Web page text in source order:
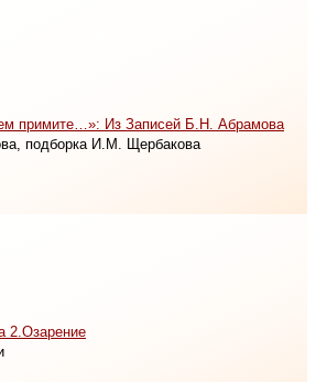
примите…»: Из Записей Б.Н. Абрамова
подборка И.М. Щербакова
2.Озарение